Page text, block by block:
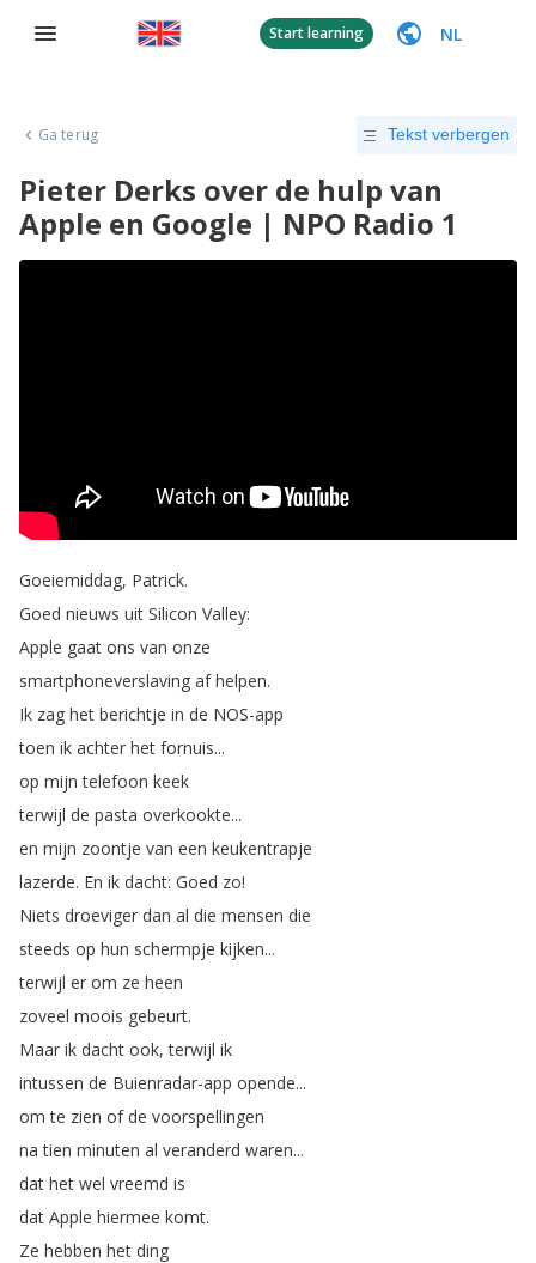
Start learning NL
Ga terug Tekst verbergen
Pieter Derks over de hulp van
Apple en Google | NPO Radio 1
Goeiemiddag, Patrick.
Goed nieuws uit Silicon Valley:
Apple gaat ons van onze
smartphoneverslaving af helpen.
Ik zag het berichtje in de NOS-app
toen ik achter het fornuis...
op mijn telefoon keek
terwijl de pasta overkookte...
en mijn zoontje van een keukentrapje
lazerde. En ik dacht: Goed zo!
Niets droeviger dan al die mensen die
steeds op hun schermpje kijken...
terwijl er om ze heen
zoveel moois gebeurt.
Maar ik dacht ook,terwijl ik
intussen de Buienradar-app opende...
om te zien of de voorspellingen
na tien minuten al veranderd waren...
dat het wel vreemd is
dat Apple hiermee komt.
Ze hebben het ding